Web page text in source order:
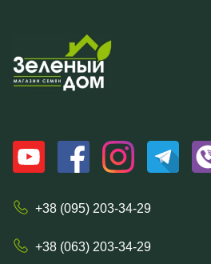
+38 (095) 203-34-29
+38 (063) 203-34-29